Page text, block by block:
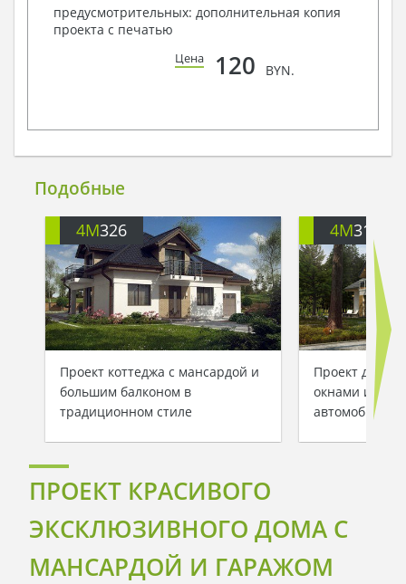
предусмотрительных: дополнительная копия
проекта с печатью
Цена 120 BYN.
Подобные
4M326
Проект коттеджа с мансардой и
большим балконом в
традиционном стиле
4M310
Проект дома
окнами и
автомобилей
ПРОЕКТ КРАСИВОГО
ЭКСКЛЮЗИВНОГО ДОМА С
МАНСАРДОЙ И ГАРАЖОМ